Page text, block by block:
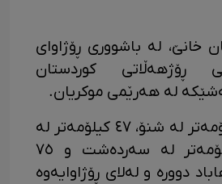
خانێ، لە باشووری ڕۆژاوای
ڕۆژهەڵاتی کوردستان
لە ھەرێمی موکریان.
ئەم شارە ٤٧ کیلۆمەتر لە شنۆ، ٤٧ کیلۆمەتر لە
نەغەدە، ٩٥ کیلۆمەتر لە سەردەشت و ٧٥
دوورە و لەلای ڕۆژاوایەوە